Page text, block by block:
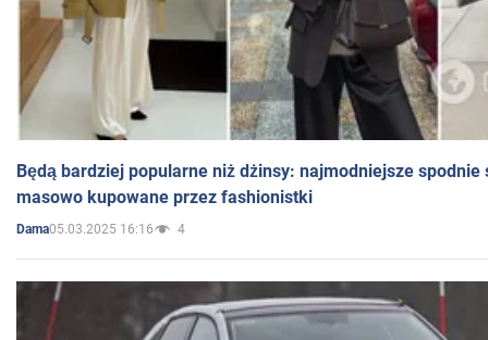
Będą bardziej popularne niż dżinsy: najmodniejsze spodnie
masowo kupowane przez fashionistki
Dama05.03.2025 16:16 4